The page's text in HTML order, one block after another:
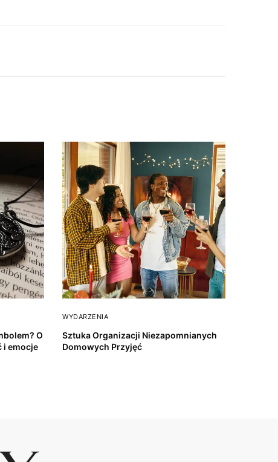
O
i emocje
WYDARZENIA
Sztuka Organizacji Niezapomnianych
Domowych Przyjęć